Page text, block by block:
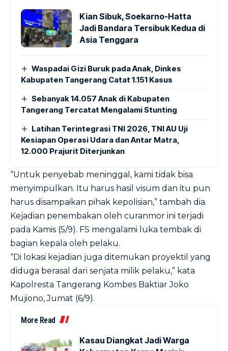
Kian Sibuk, Soekarno-Hatta
Jadi Bandara Tersibuk Kedua di
Asia Tenggara
Waspadai Gizi Buruk pada Anak, Dinkes
Kabupaten Tangerang Catat 1.151 Kasus
Sebanyak 14.057 Anak di Kabupaten
Tangerang Tercatat Mengalami Stunting
Latihan Terintegrasi TNI 2026, TNI AU Uji
Kesiapan Operasi Udara dan Antar Matra,
12.000 Prajurit Diterjunkan
“Untuk penyebab meninggal, kami tidak bisa
menyimpulkan. Itu harus hasil visum dan itu pun
harus disampaikan pihak kepolisian,” tambah dia.
Kejadian penembakan oleh curanmor ini terjadi
pada Kamis (5/9). FS mengalami luka tembak di
bagian kepala oleh pelaku.
“Di lokasi kejadian juga ditemukan proyektil yang
diduga berasal dari senjata milik pelaku,” kata
Kapolresta Tangerang Kombes Baktiar Joko
Mujiono, Jumat (6/9).
More Read
Kasau Diangkat Jadi Warga